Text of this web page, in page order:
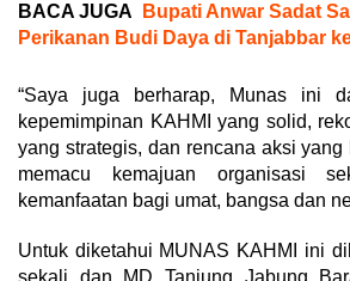
BACA JUGA
Bupati Anwar Sadat
Perikanan Budi Daya di Tanjabbar
“Saya juga berharap, Munas ini
kepemimpinan KAHMI yang solid,
yang strategis, dan rencana aksi yang
memacu kemajuan organisasi
kemanfaatan bagi umat, bangsa dan
Untuk diketahui MUNAS KAHMI ini